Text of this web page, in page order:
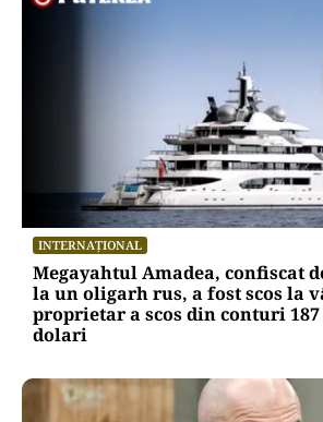
INTERNAȚIONAL
Megayahtul Amadea, confiscat
la un oligarh rus, a fost scos la
proprietar a scos din conturi
dolari